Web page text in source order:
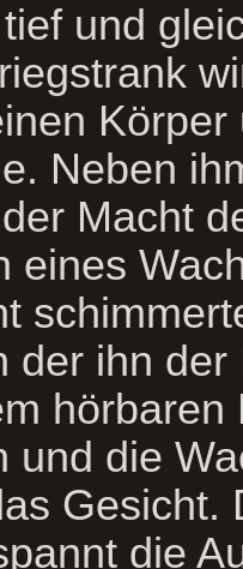
und
Neben
Macht
eines
der ihn
und die
Gesicht.
die